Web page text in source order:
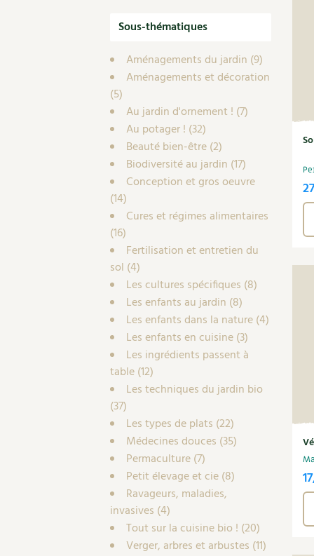
Sous-thématiques
Aménagements du jardin (9)
Aménagements et décoration
(5)
Au jardin d'ornement ! (7)
Au potager ! (32)
Beauté bien-être(2)
Biodiversité au jardin (17)
Conception et gros oeuvre
(14)
Cures et régimes alimentaires
(16)
Fertilisation et entretien du
sol (4)
Les cultures spécifiques (8)
Les enfants au jardin (8)
Les enfants dans la nature(4)
Les enfants en cuisine(3)
Les ingrédients passent à
table(12)
Les techniques du jardin bio
(37)
Les types de plats (22)
Médecines douces (35)
Permaculture(7)
Petit élevage et cie(8)
Ravageurs, maladies,
invasives (4)
Tout sur la cuisine bio ! (20)
Verger, arbres et arbustes (11)